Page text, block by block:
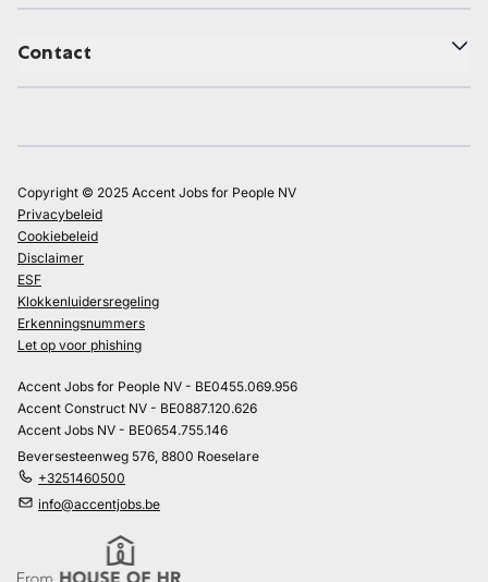
Contact
Copyright © 2025 Accent Jobs for People NV
Privacybeleid
Cookiebeleid
Disclaimer
ESF
Klokkenluidersregeling
Erkenningsnummers
Let op voor phishing
Accent Jobs for People NV - BE0455.069.956
Accent Construct NV - BE0887.120.626
Accent Jobs NV - BE0654.755.146
Beversesteenweg 576, 8800 Roeselare
+3251460500
info@accentjobs.be